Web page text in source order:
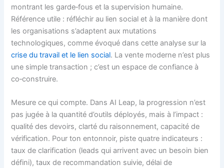
montrant les garde‑fous et la supervision humaine.
Référence utile : réfléchir au lien social et à la manière dont
les organisations s’adaptent aux mutations
technologiques, comme évoqué dans cette analyse sur la
crise du travail et le lien social. La vente moderne n’est plus
une simple transaction ; c’est un espace de confiance à
co‑construire.
Mesure ce qui compte. Dans AI Leap, la progression n’est
pas jugée à la quantité d’outils déployés, mais à l’impact :
qualité des devoirs, clarté du raisonnement, capacité de
vérification. Pour ton entonnoir, piste quatre indicateurs :
taux de clarification (leads qui arrivent avec un besoin bien
défini), taux de recommandation suivie, délai de